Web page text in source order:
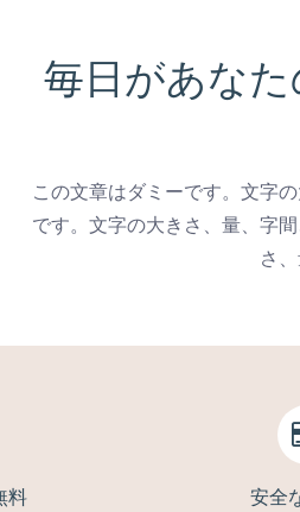
毎日があな
この文章はダミーです。文字
です。文字の大きさ、量、字
さ
料 安全